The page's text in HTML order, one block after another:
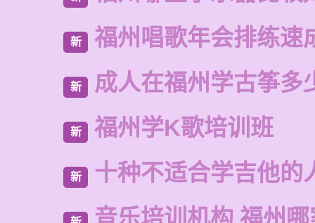
新 福州唱歌年会排练速
新 成人在福州学古筝多
新 福州学K歌培训班
新 十种不适合学吉他的
音乐培训机构 福州